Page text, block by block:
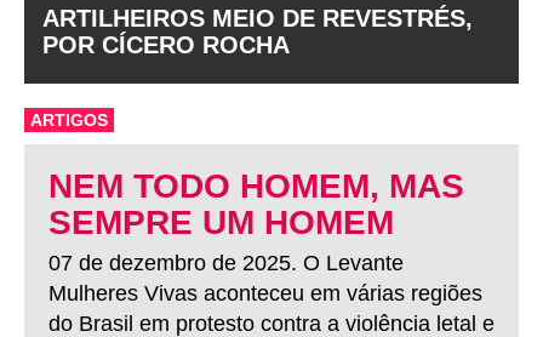
ARTILHEIROS MEIO DE REVESTRÉS,
POR CÍCERO ROCHA
ARTIGOS
NEM TODO HOMEM, MAS
SEMPRE UM HOMEM
07 de dezembro de 2025. O Levante
Mulheres Vivas aconteceu em várias regiões
do Brasil em protesto contra a violência letal e